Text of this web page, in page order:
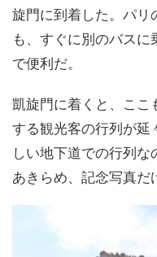
旋門に到着した。パリ
も、すぐに別のバス
で便利だ。
凱旋門に着くと、ここ
する観光客の行列が
しい地下道での行列
あきらめ、記念写真だ